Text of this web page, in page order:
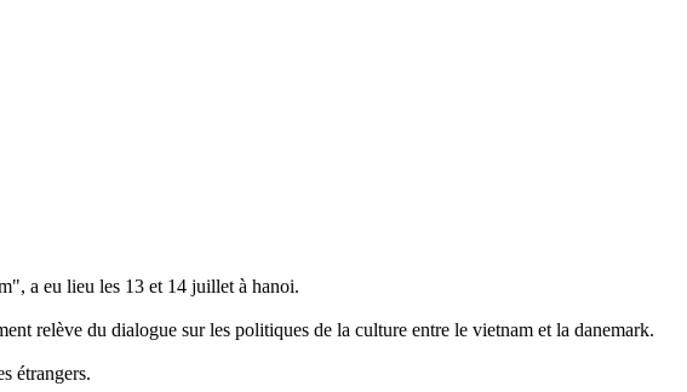
a eu lieu les 13 et 14 juillet à hanoi.
relève du dialogue sur les politiques de la culture entre le vietnam et la danemark.
étrangers.